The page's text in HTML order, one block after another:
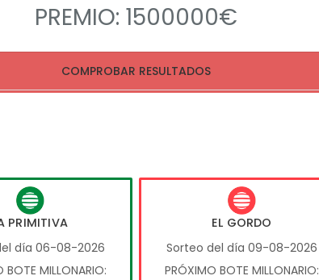
PREMIO: 1500000€
COMPROBAR RESULTADOS
PRIMITIVA
día 06-08-2026
BOTE MILLONARIO:
EL GORDO
Sorteo del día 09-08-2026
PRÓXIMO BOTE MILLONARIO: